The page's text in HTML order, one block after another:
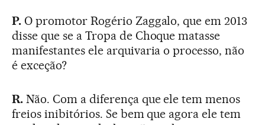
P.O promotor Rogério Zaggalo, que em 2013
disse que se a Tropa de Choque matasse
manifestantes ele arquivaria o processo, não
é exceção?
R.Não. Com a diferença que ele tem menos
freios inibitórios. Se bem que agora ele tem